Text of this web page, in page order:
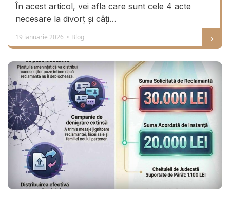
În acest articol, vei afla care sunt cele 4 acte
necesare la divorț și câți…
19 ianuarie 2026 • Blog